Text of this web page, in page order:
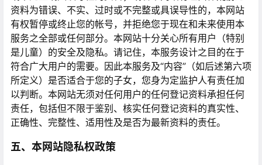
资料为错误、不实、过时或不完整或具误导性的，本网站
有权暂停或终止您的帐号，并拒绝您于现在和未来使用本
服务之全部或任何部分。本网站十分关心所有用户（特别
是儿童）的安全及隐私。请记住，本服务设计之目的在于
符合广大用户的需要。因此本服务及“内容”（如后述第六项
所定义）是否适合于您的子女，您身为定监护人有责任加
以判断。本网站无须对任何用户的任何登记资料承担任何
责任，包括但不限于鉴别、核实任何登记资料的真实性、
正确性、完整性、适用性及是否为最新资料的责任。
五、本网站隐私权政策